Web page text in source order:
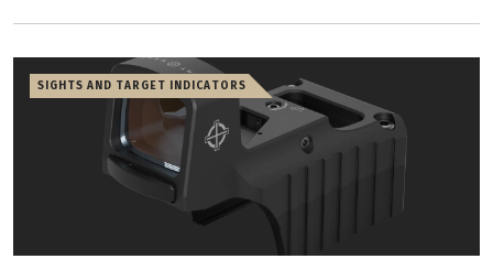
SIGHTS AND TARGET INDICATORS